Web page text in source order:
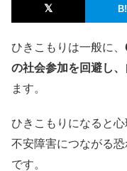
ひきこもりは一般に、
の社会参加を回避し
ます。
ひきこもりになると
不安障害につながる
です。